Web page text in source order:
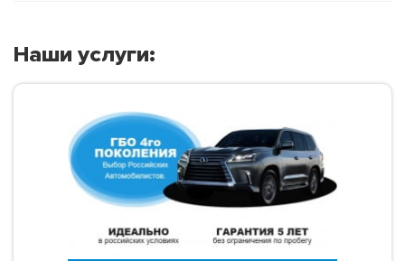
Наши услуги: